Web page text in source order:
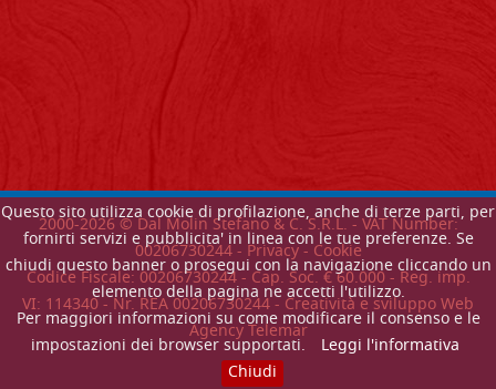
Questo sito utilizza cookie di profilazione, anche di terze parti, per
fornirti servizi e pubblicita' in linea con le tue preferenze. Se
chiudi questo banner o prosegui con la navigazione cliccando un
elemento della pagina ne accetti l'utilizzo.
Per maggiori informazioni su come modificare il consenso e le
impostazioni dei browser supportati.
Leggi l'informativa
Chiudi
2000-2026© Dal Molin Stefano & C. S.R.L. - VAT Number:
00206730244 - Privacy-Cookie
Codice Fiscale: 00206730244 - Cap. Soc. € 60.000 - Reg. imp.
VI: 114340 - Nr. REA 00206730244 - Creatività e sviluppo Web
Agency Telemar